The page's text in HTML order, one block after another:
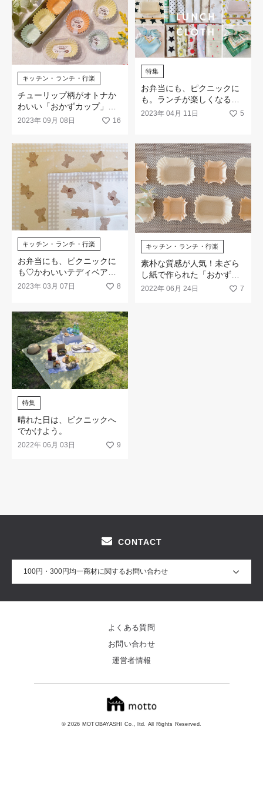
キッチン・ランチ・行楽
チューリップ柄がオトナか
わいい「おかずカップ」が
新登場！
2023年 09月 08日 16
特集
お弁当にも、ピクニックに
も。ランチが楽しくなる
「ランチクロス」が勢揃
2023年 04月 11日 5
キッチン・ランチ・行楽
お弁当にも、ピクニックに
も♡かわいいテディベアの
「ランチクロス」
2023年 03月 07日 8
キッチン・ランチ・行楽
素朴な質感が人気！未ざら
し紙で作られた「おかずカ
ップ」
2022年 06月 24日 7
特集
晴れた日は、ピクニックへ
でかけよう。
2022年 06月 03日 9
CONTACT
100円・300円均一商材に関するお問い合わせ
© 2026 MOTOBAYASHI Co., ltd. All Rights Reserved.
よくある質問
お問い合わせ
運営者情報